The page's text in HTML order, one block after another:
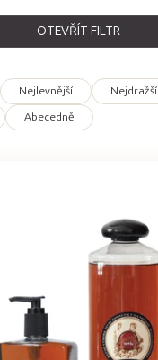
Nejlevnější Nejdražší
Abecedně
OTEVŘÍT FILTR